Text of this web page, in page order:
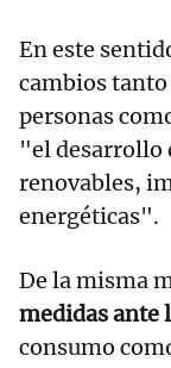
En este
cambios tanto
personas
"el desarrollo
renovables,
energéticas".
De la misma
medidas ante
consumo